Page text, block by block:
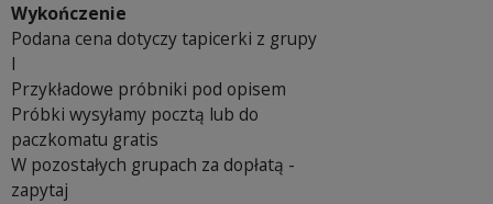
Wykończenie
Podana cena dotyczy tapicerki z grupy
I
Przykładowe próbniki pod opisem
Próbki wysyłamy pocztą lub do
paczkomatu gratis
W pozostałych grupach za dopłatą -
zapytaj